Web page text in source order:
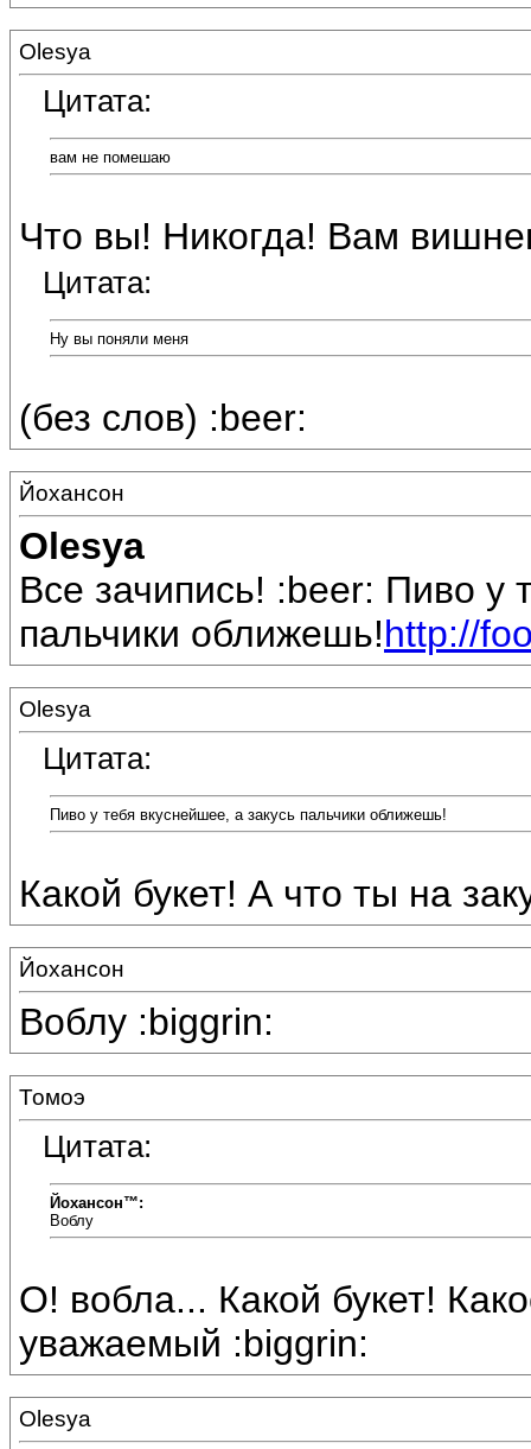
Olesya
Цитата:
вам не помешаю
Что вы! Никогда! Вам
Цитата:
Ну вы поняли меня
(без слов) :beer:
Йохансон
Olesya
Все зачипись! :beer: Пиво у
пальчики оближешь!http://
Olesya
Цитата:
Пиво у тебя вкуснейшее, а закусь пальчики оближешь!
Какой букет! А что ты на
Йохансон
Воблу :biggrin:
Томоэ
Цитата:
Йохансон™:
Воблу
О! вобла... Какой букет!
уважаемый :biggrin:
Olesya